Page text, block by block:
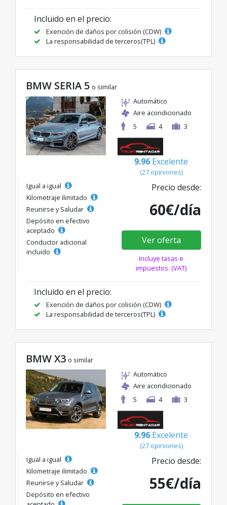
Incluido en el precio:
Exención de daños por colisión (CDW)
La responsabilidad de terceros(TPL)
BMW SERIA 5 o similar
Automático
Aire acondicionado
5
4 3
9.96 Excelente
(27 opiniones)
Igual a igual
Kilometraje ilimitado
Reunirse y Saludar
Depósito en efectivo
aceptado
Conductor adicional
incluido
Precio desde:
60€/día
Ver oferta
Incluye tasas e
impuestos. (VAT)
Incluido en el precio:
Exención de daños por colisión (CDW)
La responsabilidad de terceros(TPL)
BMW X3 o similar
Automático
Aire acondicionado
5
4 3
9.96 Excelente
(27 opiniones)
Igual a igual
Kilometraje ilimitado
Reunirse y Saludar
Depósito en efectivo
Precio desde:
55€/día